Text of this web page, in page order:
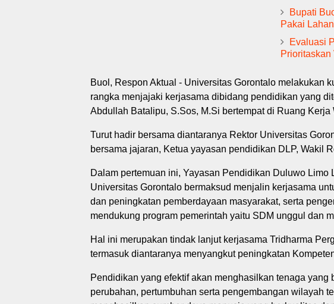
Bupati
Pakai
Evaluasi
Buol, Respon Aktual - Universitas Gorontalo melakukan
rangka menjajaki kerjasama dibidang pendidikan yang
Abdullah Batalipu, S.Sos, M.Si bertempat di Ruang Kerja
Turut hadir bersama diantaranya Rektor Universitas
bersama jajaran, Ketua yayasan pendidikan DLP, Wakil
Dalam pertemuan ini, Yayasan Pendidikan Duluwo
Universitas Gorontalo bermaksud menjalin kerjasama
dan peningkatan pemberdayaan masyarakat, serta
mendukung program pemerintah yaitu SDM unggul dan
Hal ini merupakan tindak lanjut kerjasama Tridharma
termasuk diantaranya menyangkut peningkatan
Pendidikan yang efektif akan menghasilkan tenaga
perubahan, pertumbuhan serta pengembangan wilayah